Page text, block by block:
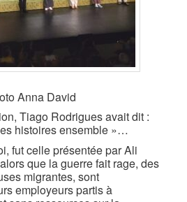
Anna David
Tiago Rodrigues avait dit :
histoires ensemble »…
fut celle présentée par Ali
que la guerre fait rage, des
migrantes, sont
employeurs partis à